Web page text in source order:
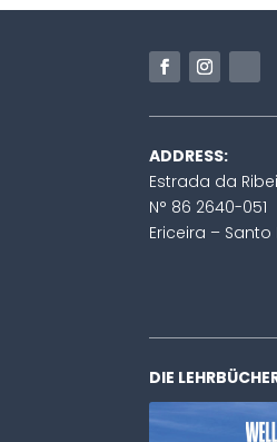
ADDRESS:
Estrada da
N° 86 2640-051
Ericeira –
DIE